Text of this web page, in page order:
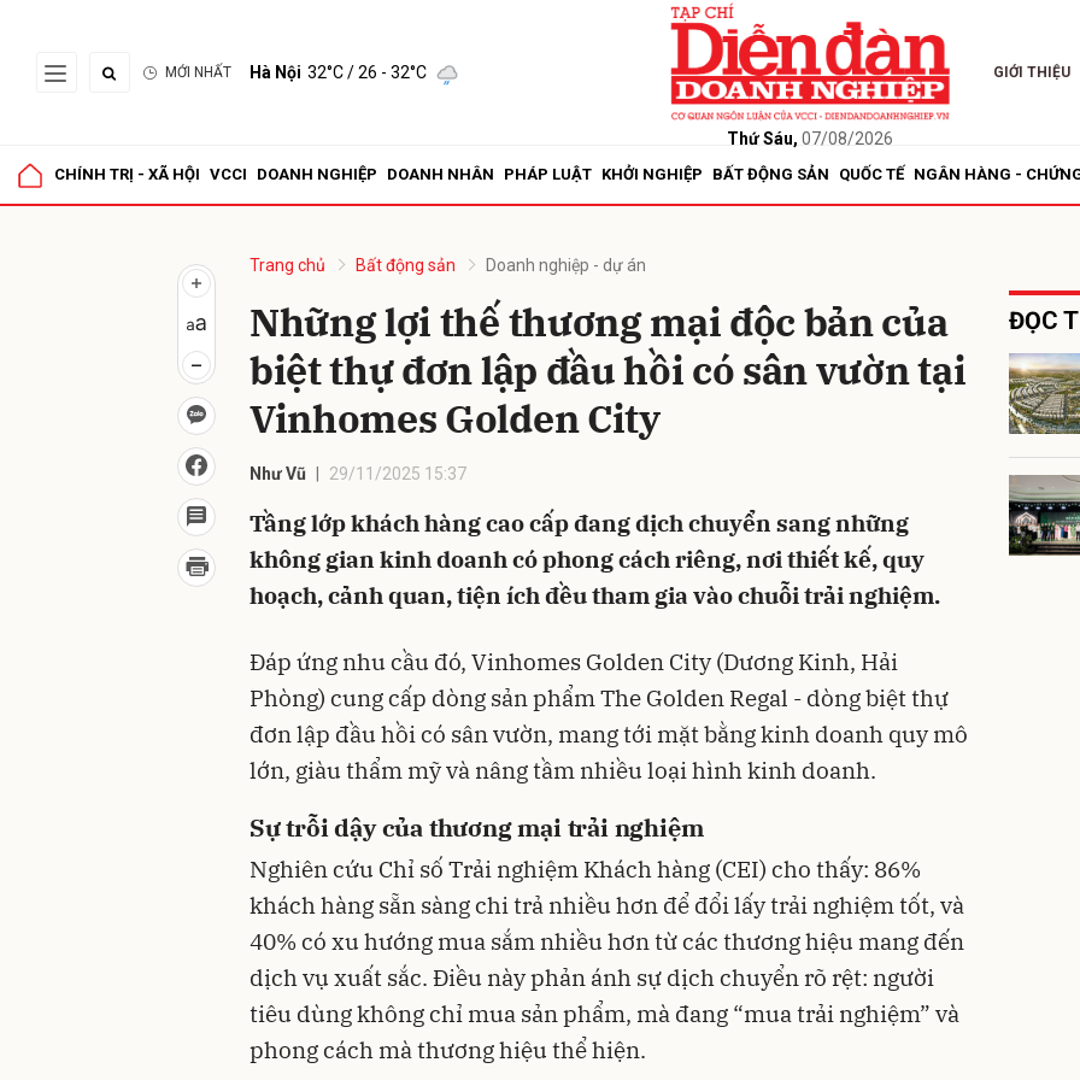
MỚI NHẤT Hà Nội 32°C/ 26 - 32°C
Thứ Sáu, 07/08/2026
GIỚI THIỆU
CHÍNH TRỊ - XÃ HỘI VCCI DOANH NGHIỆP DOANH NHÂN PHÁP LUẬT KHỞI NGHIỆP BẤT ĐỘNG SẢN QUỐC TẾ NGÂN HÀNG -
Trang chủ Bất động sản Doanh nghiệp - dự án
Những lợi thế thương mại độc bản của
biệt thự đơn lập đầu hồi có sân vườn tại
Vinhomes Golden City
Như Vũ 29/11/2025 15:37
Tầng lớp khách hàng cao cấp đang dịch chuyển sang những
không gian kinh doanh có phong cách riêng, nơi thiết kế, quy
hoạch, cảnh quan, tiện ích đều tham gia vào chuỗi trải nghiệm.
Đáp ứng nhu cầu đó, Vinhomes Golden City (Dương Kinh, Hải
Phòng) cung cấp dòng sản phẩm The Golden Regal - dòng biệt thự
đơn lập đầu hồi có sân vườn, mang tới mặt bằng kinh doanh quy mô
lớn, giàu thẩm mỹ và nâng tầm nhiều loại hình kinh doanh.
Sự trỗi dậy của thương mại trải nghiệm
Nghiên cứu Chỉ số Trải nghiệm Khách hàng (CEI) cho thấy: 86%
khách hàng sẵn sàng chi trả nhiều hơn để đổi lấy trải nghiệm tốt, và
40% có xu hướng mua sắm nhiều hơn từ các thương hiệu mang đến
dịch vụ xuất sắc. Điều này phản ánh sự dịch chuyển rõ rệt: người
tiêu dùng không chỉ mua sản phẩm, mà đang “mua trải nghiệm” và
phong cách mà thương hiệu thể hiện.
ĐỌC